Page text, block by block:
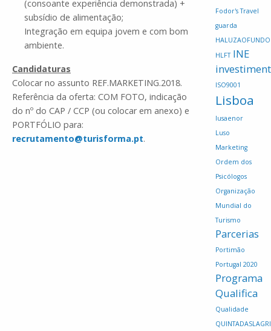
(consoante experiência demonstrada) +
subsídio de alimentação;
Integração em equipa jovem e com bom
ambiente.
Candidaturas
Colocar no assunto REF.MARKETING.2018.
Referência da oferta: COM FOTO, indicação
do nº do CAP / CCP (ou colocar em anexo) e
PORTFÓLIO para:
recrutamento@turisforma.pt.
Fodor's Travel
guarda
HLFT INE
ISO9001
Lisboa
lusaenor
Luso
Marketing
Ordem dos
Psicólogos
Organização
Mundial do
Turismo
Parcerias
Portimão
Portugal 2020
Programa
Qualifica
Qualidade